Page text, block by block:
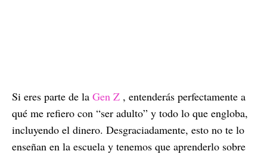
Si eres parte de la Gen Z , entenderás perfectamente a
qué me refiero con “ser adulto” y todo lo que engloba,
incluyendo el dinero. Desgraciadamente, esto no te lo
enseñan en la escuela y tenemos que aprenderlo sobre